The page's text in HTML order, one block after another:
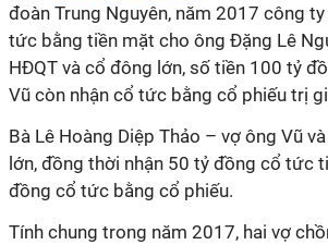
đoàn Trung Nguyên, năm 2017 công
tức bằng tiền mặt cho ông Đặng Lê
HĐQT và cổ đông lớn, số tiền 100 tỷ
Vũ còn nhận cổ tức bằng cổ phiếu trị
Bà Lê Hoàng Diệp Thảo – vợ ông Vũ
lớn, đồng thời nhận 50 tỷ đồng cổ tức
đồng cổ tức bằng cổ phiếu.
Tính chung trong năm 2017, hai vợ